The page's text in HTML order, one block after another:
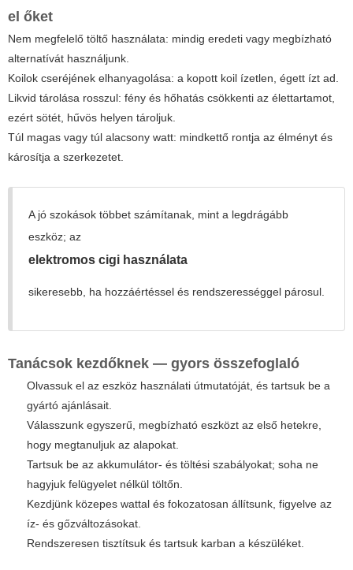
el őket
Nem megfelelő töltő használata: mindig eredeti vagy megbízható
alternatívát használjunk.
Koilok cseréjének elhanyagolása: a kopott koil ízetlen, égett ízt ad.
Likvid tárolása rosszul: fény és hőhatás csökkenti az élettartamot,
ezért sötét, hűvös helyen tároljuk.
Túl magas vagy túl alacsony watt: mindkettő rontja az élményt és
károsítja a szerkezetet.
A jó szokások többet számítanak, mint a legdrágább
eszköz; az
elektromos cigi használata
sikeresebb, ha hozzáértéssel és rendszerességgel párosul.
Tanácsok kezdőknek — gyors összefoglaló
Olvassuk el az eszköz használati útmutatóját, és tartsuk be a
gyártó ajánlásait.
Válasszunk egyszerű, megbízható eszközt az első hetekre,
hogy megtanuljuk az alapokat.
Tartsuk be az akkumulátor- és töltési szabályokat; soha ne
hagyjuk felügyelet nélkül töltőn.
Kezdjünk közepes wattal és fokozatosan állítsunk, figyelve az
íz- és gőzváltozásokat.
Rendszeresen tisztítsuk és tartsuk karban a készüléket.